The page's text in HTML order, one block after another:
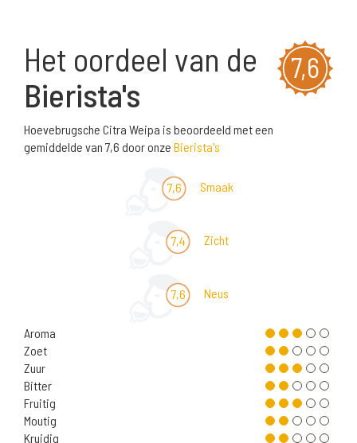
7,6
Het oordeel van de
Bierista's
Hoevebrugsche Citra Weipa is beoordeeld met een
gemiddelde van 7,6 door onze Bierista's
7,6 Smaak
7,4 Zicht
7,6 Neus
Aroma
Zoet
Zuur
Bitter
Fruitig
Moutig
Kruidig